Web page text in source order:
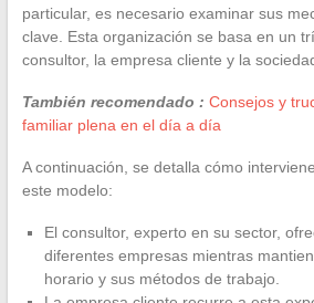
particular, es necesario examinar sus
clave. Esta organización se basa en un
consultor, la empresa cliente y la
También recomendado : Consejos y
familiar plena en el día a día
A continuación, se detalla cómo
este modelo:
El consultor, experto en su sector,
diferentes empresas mientras
horario y sus métodos de trabajo.